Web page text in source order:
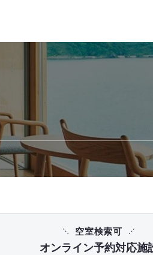
空室検索可
オンライン予約対応施